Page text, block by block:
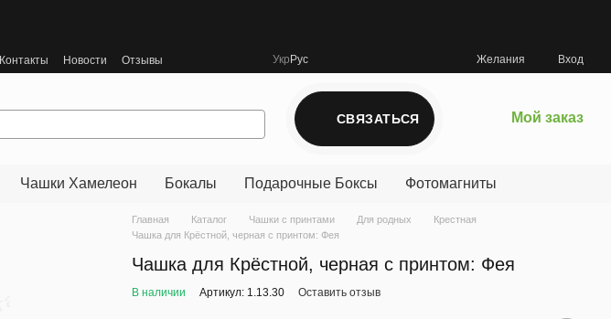
Контакты Новости Отзывы Укр Рус Желания Вход
СВЯЗАТЬСЯ Мой заказ
Чашки Хамелеон Бокалы Подарочные Боксы Фотомагниты
Главная Каталог Чашки с принтами Для родных
Крестная
Чашка для Крёстной, черная с принтом: Фея
Чашка для Крёстной, черная с принтом: Фея
В наличии Артикул: 1.13.30 Оставить отзыв